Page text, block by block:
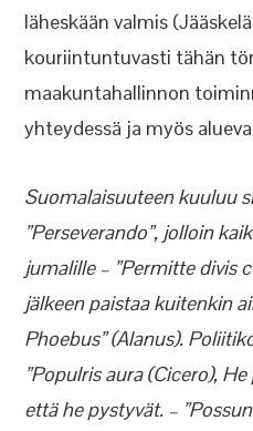
läheskään valmis
kouriintuntuvasti tähän
maakuntahallinnon
yhteydessä ja myös
Suomalaisuuteen kuuluu
”Perseverando”, jolloin
jumalille – ”Permitte divis
jälkeen paistaa kuitenkin
Phoebus” (Alanus).
”Populris aura (Cicero),
että he pystyvät. –